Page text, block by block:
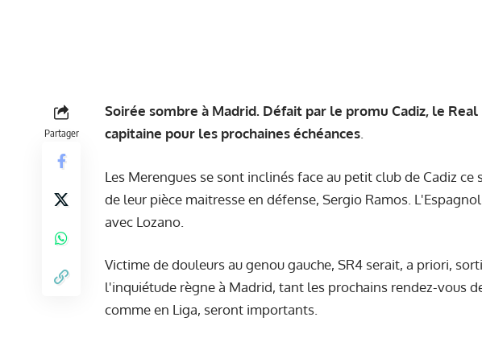
Partager
Soirée sombre à Madrid. Défait par le promu Cadiz, le
capitaine pour les prochaines échéances.
Les Merengues se sont inclinés face au petit club de Cadiz
de leur pièce maitresse en défense, Sergio Ramos.
avec Lozano.
Victime de douleurs au genou gauche, SR4 serait, a priori,
l'inquiétude règne à Madrid, tant les prochains rendez-vous
comme en Liga, seront importants.